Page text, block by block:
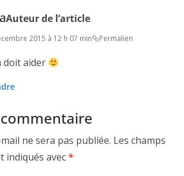
Auteur de l’article
2015 à 12 h 07 min Permalien
doit aider
ne sera pas publiée. Les champs
indiqués avec*